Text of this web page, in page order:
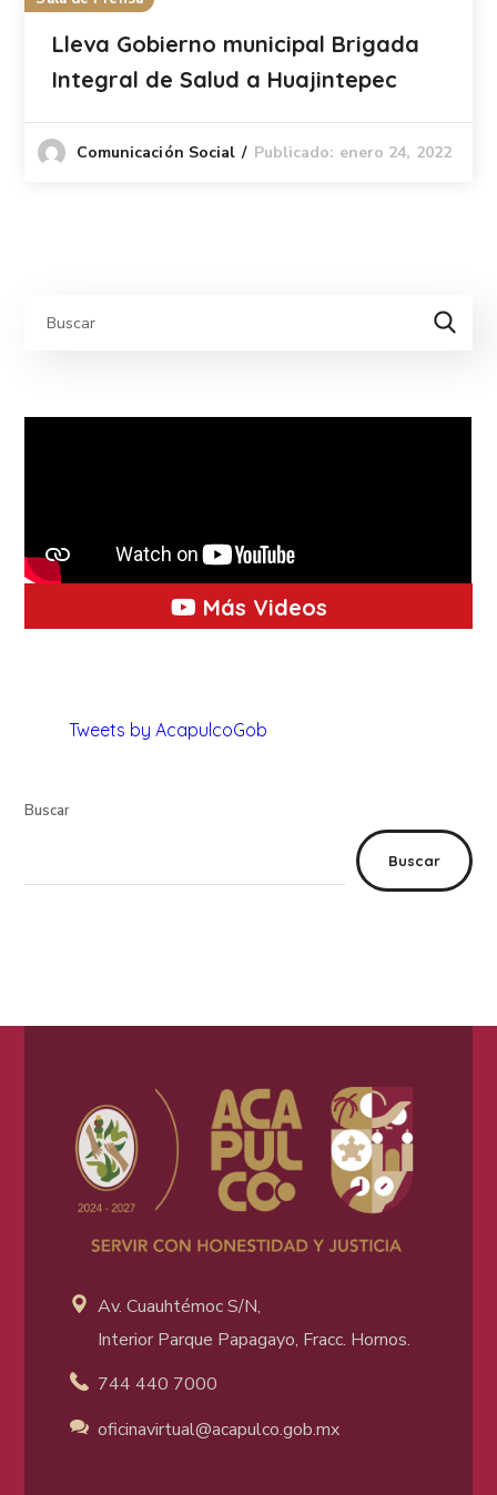
Lleva Gobierno municipal Brigada
Integral de Salud a Huajintepec
Comunicación Social Publicado: enero 24, 2022
Más Videos
Tweets by AcapulcoGob
Buscar
Buscar
Av. Cuauhtémoc S/N,
Interior Parque Papagayo, Fracc. Hornos.
744 440 7000
oficinavirtual@acapulco.gob.mx